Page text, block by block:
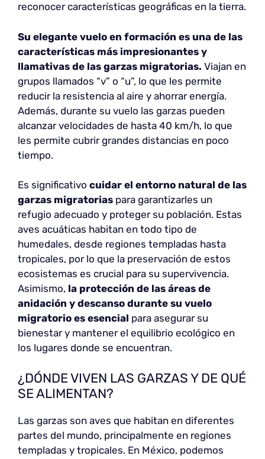
reconocer características geográficas en la tierra.
Su elegante vuelo en formación es una de las
características más impresionantes y
llamativas de las garzas migratorias. Viajan en
grupos llamados “v” o “u”, lo que les permite
reducir la resistencia al aire y ahorrar energía.
Además, durante su vuelo las garzas pueden
alcanzar velocidades de hasta 40 km/h, lo que
les permite cubrir grandes distancias en poco
tiempo.
Es significativo cuidar el entorno natural de las
garzas migratorias para garantizarles un
refugio adecuado y proteger su población. Estas
aves acuáticas habitan en todo tipo de
humedales, desde regiones templadas hasta
tropicales, por lo que la preservación de estos
ecosistemas es crucial para su supervivencia.
Asimismo, la protección de las áreas de
anidación y descanso durante su vuelo
migratorio es esencial para asegurar su
bienestar y mantener el equilibrio ecológico en
los lugares donde se encuentran.
¿DÓNDE VIVEN LAS GARZAS Y DE QUÉ
SE ALIMENTAN?
Las garzas son aves que habitan en diferentes
partes del mundo, principalmente en regiones
templadas y tropicales. En México, podemos